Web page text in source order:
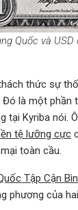
Quốc và
thức sự
là một phần
tại Kyriba nói.
tệ lưỡng cực
toàn cầu.
Tập Cận
phương của